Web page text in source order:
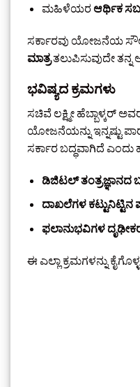
ಮಹಿಳೆಯರಆರ್ಥಿಕ
ಸರ್ಕಾರವು ಯೋಜನೆಯ
ಮಾತ್ರತಲುಪಿಸುವುದೇ ತನ್ನ
ಭವಿಷ್ಯದ ಕ್ರಮಗಳು
ಸಚಿವೆ ಲಕ್ಷ್ಮೀ ಹೆಬ್ಬಾಳ್ಕರ್
ಯೋಜನೆಯನ್ನು ಇನ್ನಷ್ಟು
ಸರ್ಕಾರ ಬದ್ಧವಾಗಿದೆ ಎಂದು
ಡಿಜಿಟಲ್ ತಂತ್ರಜ್ಞಾನದ
ದಾಖಲೆಗಳ ಕಟ್ಟುನಿಟ್ಟಿನ
ಫಲಾನುಭವಿಗಳ
ಈ ಎಲ್ಲಾ ಕ್ರಮಗಳನ್ನು